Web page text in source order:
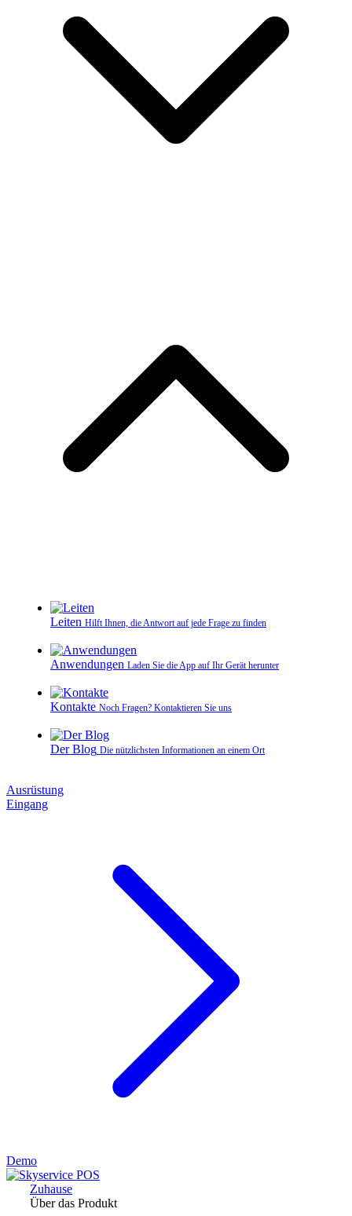
Leiten Hilft Ihnen, die Antwort auf jede Frage zu finden
Anwendungen Laden Sie die App auf Ihr Gerät herunter
Kontakte Noch Fragen? Kontaktieren Sie uns
Der Blog Die nützlichsten Informationen an einem Ort
Ausrüstung
Eingang
Demo
Zuhause
Über das Produkt